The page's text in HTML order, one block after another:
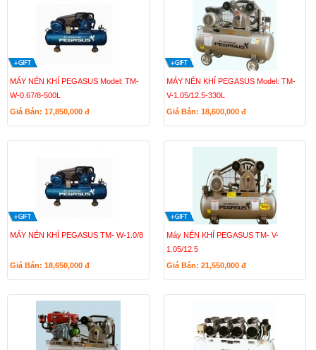
MÁY NÉN KHÍ PEGASUS Model: TM-
W-0.67/8-500L
Giá Bán: 17,850,000 đ
MÁY NÉN KHÍ PEGASUS Model: TM-
V-1.05/12.5-330L
Giá Bán: 18,600,000 đ
MÁY NÉN KHÍ PEGASUS TM- W-1.0/8
Giá Bán: 18,650,000 đ
Máy NÉN KHÍ PEGASUS TM- V-
1.05/12.5
Giá Bán: 21,550,000 đ